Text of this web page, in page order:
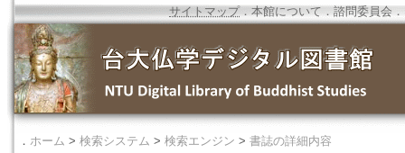
サイトマップ．本館について ． 諮問委員会 ．
． ホーム > 検索システム > 検索エンジン > 書誌の詳細内容